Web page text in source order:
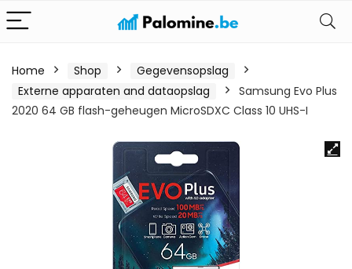
Home Shop
Gegevensopslag
Externe apparaten and dataopslag
Samsung Evo Plus
2020 64 GB flash-geheugen MicroSDXC Class 10 UHS-I